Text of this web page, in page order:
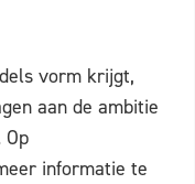
vorm krijgt,
aan de ambitie
informatie te